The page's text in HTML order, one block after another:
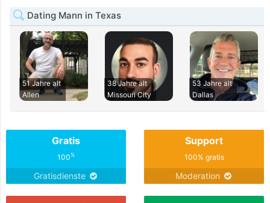
Dating Mann in Texas
51 Jahre alt
Allen
38 Jahre alt
Missouri City
53 Jahre alt
Dallas
Gratis
100%
Gratisdienste
Support
100% gratis
Moderation